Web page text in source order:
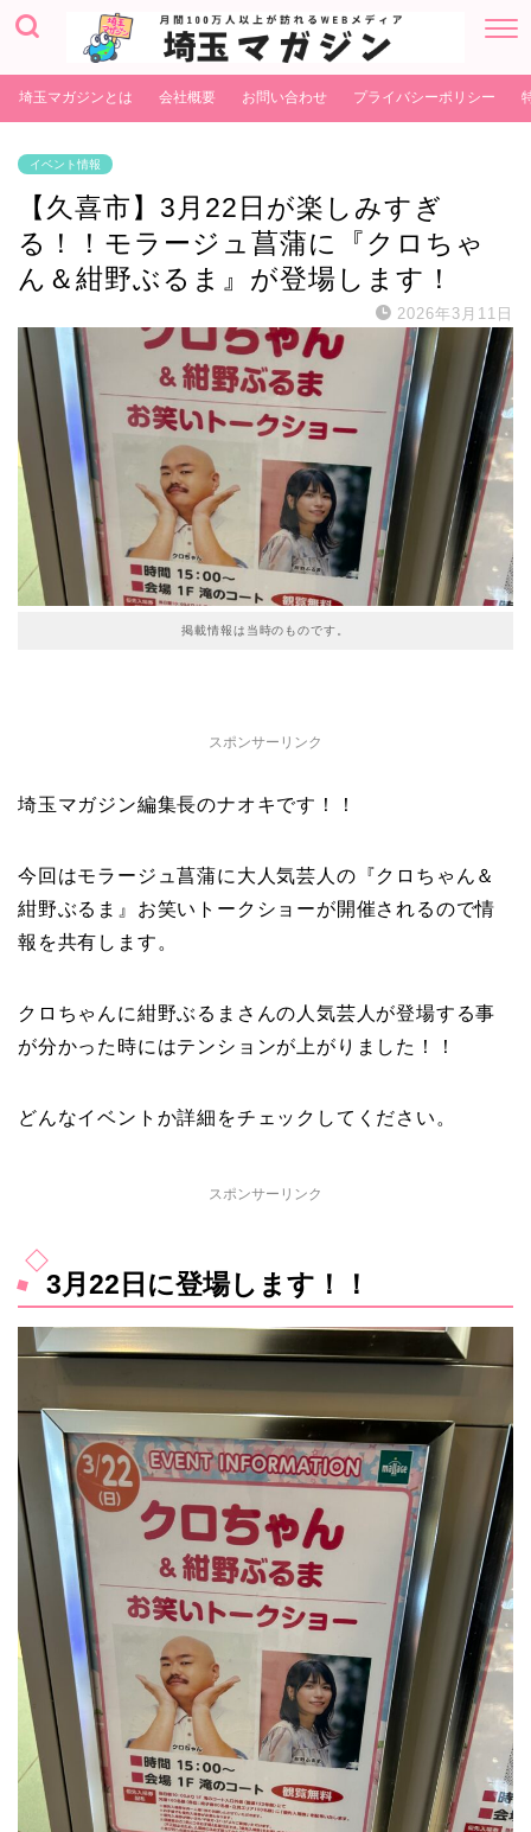
埼玉マガジンとは 会社概要 お問い合わせ プライバシーポリシー
イベント情報
【久喜市】3月22日が楽しみすぎ
る！！モラージュ菖蒲に『クロちゃ
ん＆紺野ぶるま』が登場します！
2026年3月11日
掲載情報は当時のものです。
スポンサーリンク
埼玉マガジン編集長のナオキです！！
今回はモラージュ菖蒲に大人気芸人の『クロちゃん＆
紺野ぶるま』お笑いトークショーが開催されるので情
報を共有します。
クロちゃんに紺野ぶるまさんの人気芸人が登場する事
が分かった時にはテンションが上がりました！！
どんなイベントか詳細をチェックしてください。
スポンサーリンク
3月22日に登場します！！